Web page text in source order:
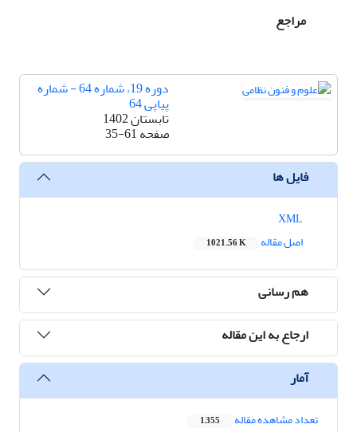
مراجع
دوره 19، شماره 64 - شماره
پیاپی 64
تابستان 1402
صفحه35-61
فایل ها
اصل مقاله
1021.56 K
هم رسانی
ارجاع به این مقاله
آمار
تعداد مشاهده مقاله 1,355